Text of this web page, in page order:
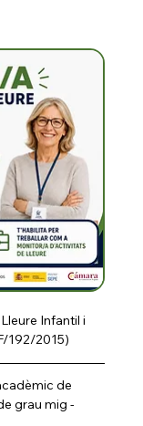
Infantil i
192/2015)
de
grau mig -